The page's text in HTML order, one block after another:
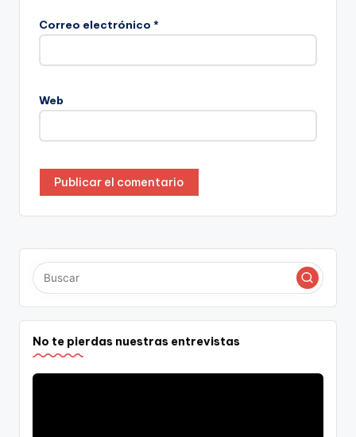
Correo electrónico *
Web
No te pierdas nuestras entrevistas